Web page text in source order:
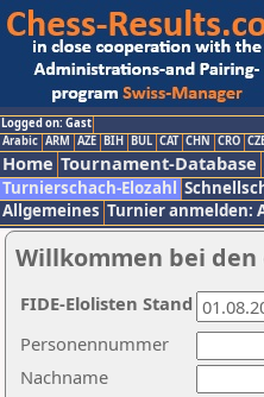
Logged on: Gast
Arabic ARM AZE BIH BUL CAT CHN CRO
Home Tournament-Database
Turnierschach-Elozahl
Allgemeines Turnier anmelden:
Willkommen bei den
Nachname
Personennummer
FIDE-Elolisten Stand